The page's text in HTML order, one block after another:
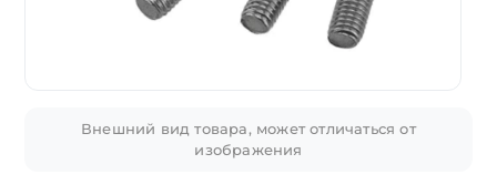
Внешний вид товара, может отличаться от
изображения